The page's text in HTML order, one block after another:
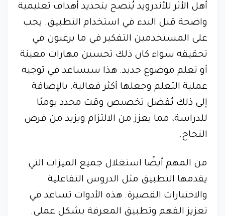
أهل الأثر للأندرويد يُنصح بتحديد أهداف تعليمية
واضحة قبل البدء في استخدام التطبيق. يجب
على المستخدمين التفكير في ما يرغبون في
تحقيقه سواء كان ذلك تحسين مهارات معينة
أو تعلم موضوع جديد. هذا سيساعد في توجيه
عملية التعلم وجعلها أكثر فعالية. بالإضافة
إلى ذلك يُفضل تخصيص وقت محدد يوميًا
للدراسة، مما يعزز من الالتزام ويزيد من فرص
النجاح.
من المهم أيضًا استغلال جميع الميزات التي
يقدمها التطبيق مثل الدروس التفاعلية
والاختبارات القصيرة. هذه الأدوات تساعد في
تعزيز الفهم وتطبيق المعرفة بشكل عملي.